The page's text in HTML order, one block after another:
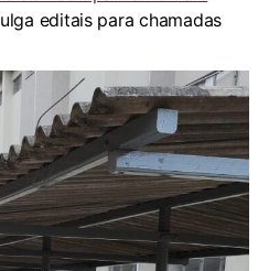
editais para chamadas